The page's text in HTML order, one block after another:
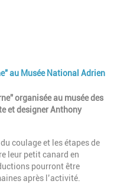
au Musée National Adrien
organisée au musée des
et designer Anthony
coulage et les étapes de
leur petit canard en
pourront être
après l’activité.